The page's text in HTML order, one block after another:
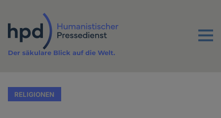
Inhalt
Menu
Der säkulare Blick auf die Welt.
RELIGIONEN